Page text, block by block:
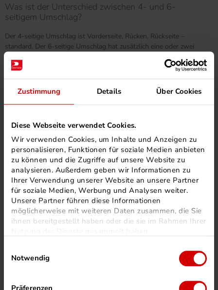
Zustimmung Details Über Cookies
Diese Webseite verwendet Cookies.
Wir verwenden Cookies, um Inhalte und Anzeigen zu
personalisieren, Funktionen für soziale Medien anbieten
zu können und die Zugriffe auf unsere Website zu
analysieren. Außerdem geben wir Informationen zu
Ihrer Verwendung unserer Website an unsere Partner
für soziale Medien, Werbung und Analysen weiter.
Unsere Partner führen diese Informationen
möglicherweise mit weiteren Daten zusammen, die Sie
ihnen bereitgestellt haben oder die sie im Rahmen Ihrer
Notwendig
Was ist der Unterschied zwischen 4- und 6-
seitigem Umschlag?
Der 4-seitige Umschlag ist Vorderseite, Rücken, Rückseite –
standard. Der 6-seitige Umschlag hat zusätzlich eine oder zwei
hochwertiger Eindruck.
Kann ich den Buchrücken beschriften lassen?
Ja – ab einer gewissen Stärke ist der Rücken bedruckbar. Als
Papiergewicht). Wir prüfen das für Ihr Projekt.
Klebegebundene Broschüren drucken lassen – wie
lange dauert das?
Standard: 5–7 Werktage nach Druckdatenfreigabe. Kürzere
Laufzeiten auf Anfrage möglich.
Unsere Druckprofis beraten Sie direkt – Auflage, Format, Umschlag,